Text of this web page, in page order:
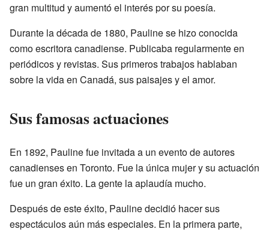
gran multitud y aumentó el interés por su poesía.
Durante la década de 1880, Pauline se hizo conocida
como escritora canadiense. Publicaba regularmente en
periódicos y revistas. Sus primeros trabajos hablaban
sobre la vida en Canadá, sus paisajes y el amor.
Sus famosas actuaciones
En 1892, Pauline fue invitada a un evento de autores
canadienses en Toronto. Fue la única mujer y su actuación
fue un gran éxito. La gente la aplaudía mucho.
Después de este éxito, Pauline decidió hacer sus
espectáculos aún más especiales. En la primera parte,